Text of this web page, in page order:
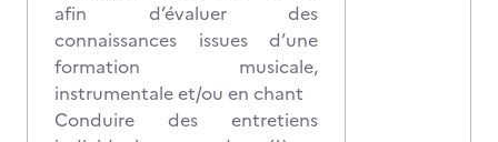
afin d’évaluer des
connaissances issues d’une
formation musicale,
instrumentale et/ou en chant
Conduire des entretiens